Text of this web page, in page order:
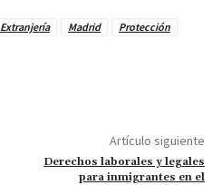
Extranjería Madrid Protección
Artículo siguiente
Derechos laborales y legales
para inmigrantes en el